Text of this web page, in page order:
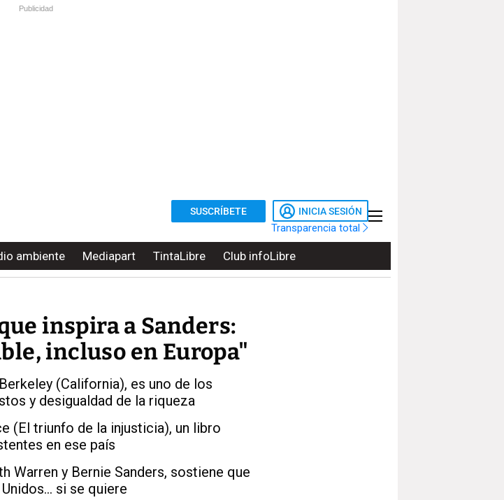
Publicidad
SUSCRÍBETE INICIA SESIÓN
Transparencia total
ambiente Mediapart TintaLibre Club infoLibre
inspira a Sanders:
incluso en Europa"
(California), es uno de los
y desigualdad de la riqueza
(El triunfo de la injusticia), un libro
en ese país
Warren y Bernie Sanders, sostiene que
si se quiere